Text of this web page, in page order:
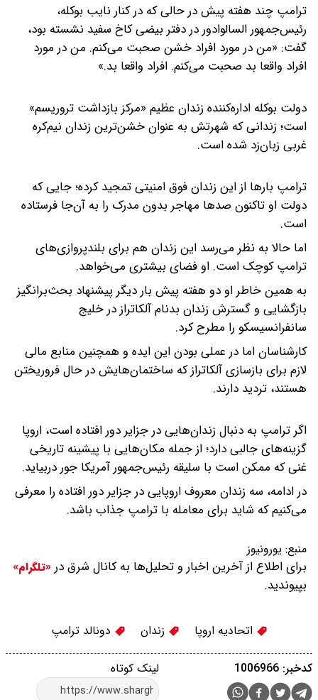
ترامپ چند هفته پیش در حالی که در کنار نایب بوکله،
رئیس‌جمهور السالوادور در دفتر بیضی کاخ سفید نشسته بود،
گفت: «من در مورد افراد خشن صحبت می‌کنم. من در مورد
افراد واقعا بد صحبت می‌کنم. افراد واقعا بد.»
دولت بوکله اداره‌کننده زندان عظیم «مرکز بازداشت تروریسم»
است؛ زندانی که شهرتش به عنوان خشن‌ترین زندان نیم‌کره
غربی زبان‌زد شده است.
ترامپ بارها از این زندان فوق امنیتی تمجید کرده؛ جایی که
دولت او تاکنون صدها مهاجر بدون مدرک را به آن‌جا فرستاده
است.
اما حالا به نظر می‌رسد این زندان هم برای بلندپروازی‌های
ترامپ کوچک است. او فضای بیشتری می‌خواهد.
به همین خاطر او دو هفته پیش بار دیگر پیشنهاد بحث‌برانگیز
بازگشایی و گسترش زندان بدنام آلکاتراز در خلیج
سانفرانسیسکو را مطرح کرد.
کارشناسان اما در عملی بودن این ایده و همچنین منابع مالی
لازم برای بازسازی آلکاتراز که ساختمان‌هایش در حال فروریختن
هستند، تردید دارند.
اگر ترامپ به دنبال زندان‌هایی در جزایر دور افتاده است، اروپا
گزینه‌های جالبی دارد؛ از جمله مکان‌هایی با پیشینه تاریخی
غنی که ممکن است با سلیقه رئیس‌جمهور آمریکا جور دربیاید.
در ادامه، سه زندان معروف اروپایی در جزایر دور افتاده را معرفی
می‌کنیم که شاید برای معامله با ترامپ جذاب باشد.
منبع: یورونیوز
برای اطلاع از آخرین اخبار و تحلیل‌ها به کانال شرق در «تلگرام»
بپیوندید.
اتحادیه اروپا زندان دونالد ترامپ
لینک کوتاه کدخبر: 1006966